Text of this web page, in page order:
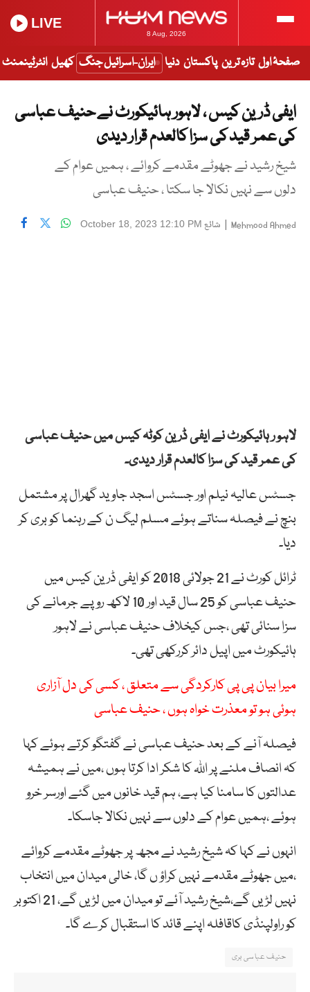
8 Aug, 2026
LIVE
صفحۂ اول تازہ ترین پاکستان دنیا ایران-اسرائیل جنگ کھیل انٹرٹینمنٹ
ایفی ڈرین کیس ، لاہور ہائیکورٹ نے حنیف عباسی
کی عمر قید کی سزا کالعدم قرار دیدی
شیخ رشید نے جھوٹے مقدمے کروائے ، ہمیں عوام کے
دلوں سے نہیں نکالا جا سکتا ، حنیف عباسی
Mehmood Ahmed
| شائع October 18, 2023 12:10 PM
لاہو ر ہائیکورٹ نے ایفی ڈرین کوٹہ کیس میں حنیف عباسی
کی عمر قید کی سزا کالعدم قرار دیدی۔
جسٹس عالیہ نیلم اور جسٹس اسجد جاوید گھرال پر مشتمل
بنچ نے فیصلہ سناتے ہوئے مسلم لیگ ن کے رہنما کو بری کر
دیا۔
ٹرائل کورٹ نے 21 جولائی 2018 کو ایفی ڈرین کیس میں
حنیف عباسی کو 25 سال قید اور 10 لاکھ روپے جرمانے کی
سزا سنائی تھی ،جس کیخلاف حنیف عباسی نے لاہور
ہائیکورٹ میں اپیل دائر کررکھی تھی۔
میرا بیان پی پی کارکردگی سے متعلق ، کسی کی دل آزاری
ہوئی ہو تو معذرت خواہ ہوں ، حنیف عباسی
فیصلہ آنے کے بعد حنیف عباسی نے گفتگو کرتے ہوئے کہا
کہ انصاف ملنے پر اللہ کا شکر ادا کرتا ہوں ،میں نے ہمیشہ
عدالتوں کا سامنا کیا ہے، ہم قید خانوں میں گئے اورسر خرو
ہوئے ،ہمیں عوام کے دلوں سے نہیں نکالا جاسکا۔
انہوں نے کہا کہ شیخ رشید نے مجھ پر جھوٹے مقدمے کروائے
،میں جھوٹے مقدمے نہیں کراؤ ں گا، خالی میدان میں انتخاب
نہیں لڑیں گے،شیخ رشید آئے تو میدان میں لڑیں گے، 21 اکتوبر
کو راولپنڈی کاقافلہ اپنے قائد کا استقبال کرے گا۔
حنیف عباسی بری